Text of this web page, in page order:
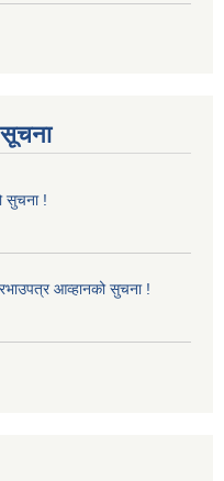
सुचना !
आव्हानको सुचना !